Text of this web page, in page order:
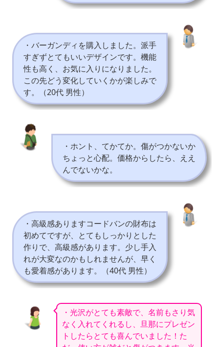
・バーガンディを購入しました。派手
すぎずとてもいいデザインです。機能
性も高く、お気に入りになりました。
この先どう変化していくかが楽しみで
す。（20代 男性）
・ホント、てかてか。傷がつかないか
ちょっと心配。価格からしたら、ええ
んでないかな。
・高級感ありますコードバンの財布は
初めてですが、とてもしっかりとした
作りで、高級感があります。少し手入
れが大変なのかもしれませんが、早く
も愛着感があります。（40代 男性）
・光沢がとても素敵で、名前もさり気
なく入れてくれるし、旦那にプレゼン
トしたらとても喜んでいました！た